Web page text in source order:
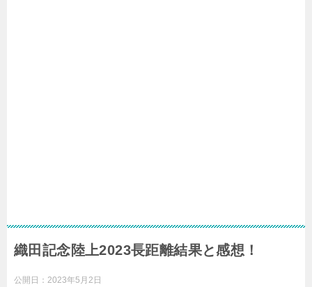
織田記念陸上2023長距離結果と感想！
公開日： 2023年5月2日